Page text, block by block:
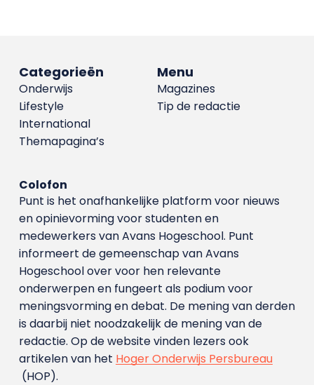
Menu
Magazines
Tip de redactie
Categorieën
Onderwijs
Lifestyle
International
Themapagina’s
Colofon
Punt is het onafhankelijke platform voor nieuws
en opinievorming voor studenten en
medewerkers van Avans Hoge­school. Punt
informeert de gemeenschap van Avans
Hogeschool over voor hen relevante
onderwerpen en fungeert als podium voor
meningsvorming en debat. De mening van derden
is daarbij niet noodzakelijk de mening van de
redactie. Op de website vinden lezers ook
artikelen van het Hoger Onderwijs Persbureau
(HOP).